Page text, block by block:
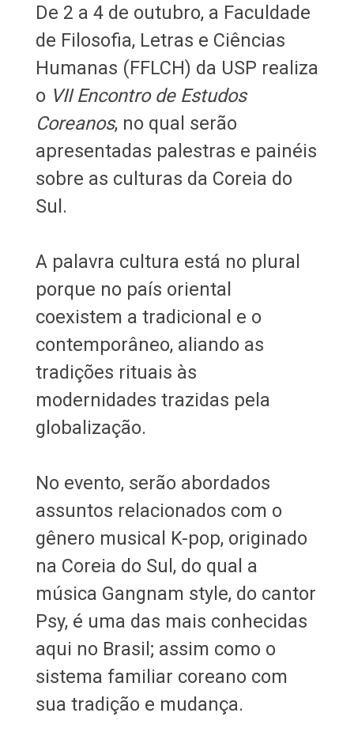
De 2 a 4 de outubro, a Faculdade
de Filosofia, Letras e Ciências
Humanas (FFLCH) da USP realiza
o VII Encontro de Estudos
Coreanos, no qual serão
apresentadas palestras e painéis
sobre as culturas da Coreia do
Sul.
A palavra cultura está no plural
porque no país oriental
coexistem a tradicional e o
contemporâneo, aliando as
tradições rituais às
modernidades trazidas pela
globalização.
No evento, serão abordados
assuntos relacionados com o
gênero musical K-pop, originado
na Coreia do Sul, do qual a
música Gangnam style, do cantor
Psy, é uma das mais conhecidas
aqui no Brasil; assim como o
sistema familiar coreano com
sua tradição e mudança.